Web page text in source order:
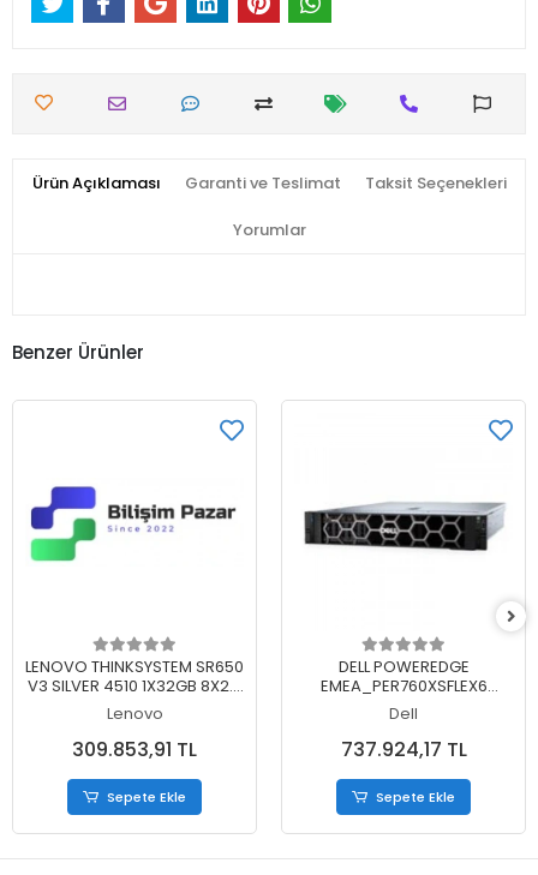
Ürün Açıklaması Garanti ve Teslimat Taksit Seçenekleri
Yorumlar
Benzer Ürünler
Sepete Ekle
LENOVO THINKSYSTEM SR650
V3 SILVER 4510 1X32GB 8X2.5
1X1100W 7D76A058EA 3 YIL
YERİNDE GARANTİ
Lenovo
309.853,91 TL
Sepete Ekle
Sepete Ekle
DELL POWEREDGE
EMEA_PER760XSFLEX6
XENON SILVER 2X4410Y
4X32GB 2X480GB SSD
16X2.5" 2X1100W 3 YIL YERİNDE
GARANTİ
Dell
737.924,17 TL
Sepete Ekle